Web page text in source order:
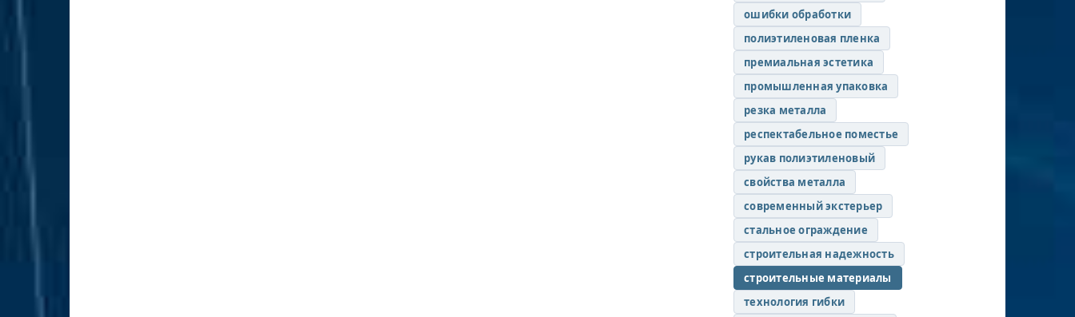
ошибки обработки
полиэтиленовая пленка
премиальная эстетика
промышленная упаковка
резка металла
респектабельное поместье
рукав полиэтиленовый
свойства металла
современный экстерьер
стальное ограждение
строительная надежность
строительные материалы
технология гибки